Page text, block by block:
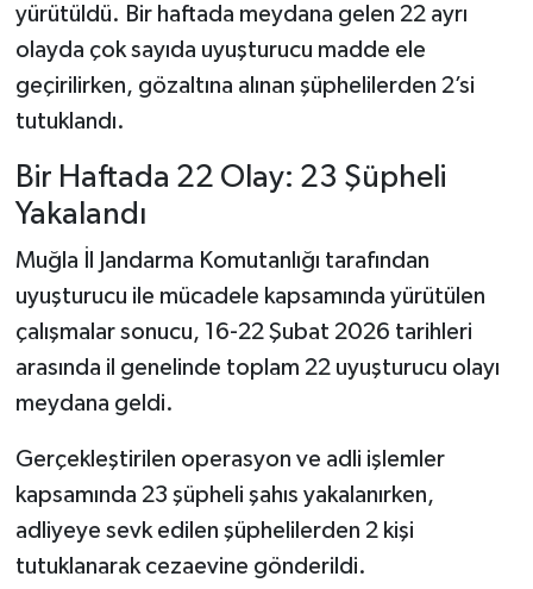
yürütüldü. Bir haftada meydana gelen 22 ayrı
olayda çok sayıda uyuşturucu madde ele
geçirilirken, gözaltına alınan şüphelilerden 2’si
tutuklandı.
Bir Haftada 22 Olay: 23 Şüpheli
Yakalandı
Muğla İl Jandarma Komutanlığı tarafından
uyuşturucu ile mücadele kapsamında yürütülen
çalışmalar sonucu, 16-22 Şubat 2026 tarihleri
arasında il genelinde toplam 22 uyuşturucu olayı
meydana geldi.
Gerçekleştirilen operasyon ve adli işlemler
kapsamında 23 şüpheli şahıs yakalanırken,
adliyeye sevk edilen şüphelilerden 2 kişi
tutuklanarak cezaevine gönderildi.